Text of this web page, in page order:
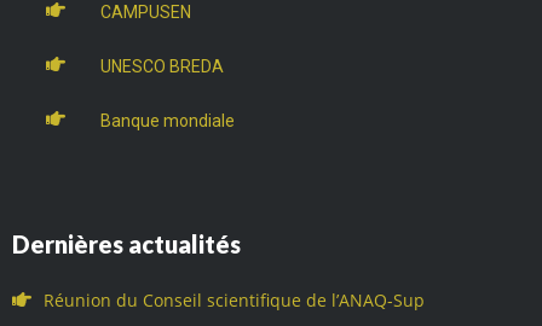
CAMPUSEN
UNESCO BREDA
Banque mondiale
Dernières actualités
Réunion du Conseil scientifique de l’ANAQ-Sup